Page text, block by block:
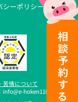
シーポリシー
苦情について
info@e-hoken110.com